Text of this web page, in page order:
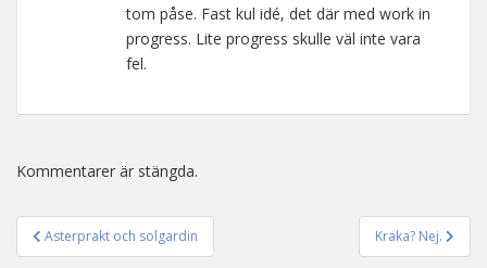
tom påse. Fast kul idé, det där med work in
progress. Lite progress skulle väl inte vara
fel.
Kommentarer är stängda.
Inläggsnavigering
Asterprakt och solgardin Kraka? Nej.